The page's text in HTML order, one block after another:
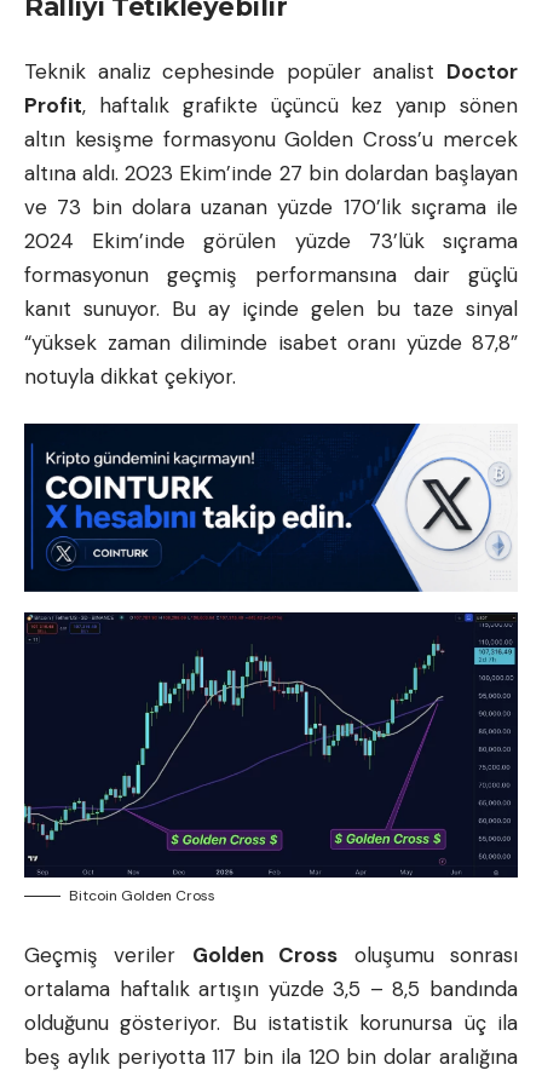
Ralliyi Tetikleyebilir
Teknik analiz cephesinde popüler analist Doctor
Profit, haftalık grafikte üçüncü kez yanıp sönen
altın kesişme formasyonu Golden Cross’u mercek
altına aldı. 2023 Ekim’inde 27 bin dolardan başlayan
ve 73 bin dolara uzanan yüzde 170’lik sıçrama ile
2024 Ekim’inde görülen yüzde 73’lük sıçrama
formasyonun geçmiş performansına dair güçlü
kanıt sunuyor. Bu ay içinde gelen bu taze sinyal
“yüksek zaman diliminde isabet oranı yüzde 87,8”
notuyla dikkat çekiyor.
Bitcoin Golden Cross
Geçmiş veriler Golden Cross oluşumu sonrası
ortalama haftalık artışın yüzde 3,5 – 8,5 bandında
olduğunu gösteriyor. Bu istatistik korunursa üç ila
beş aylık periyotta 117 bin ila 120 bin dolar aralığına